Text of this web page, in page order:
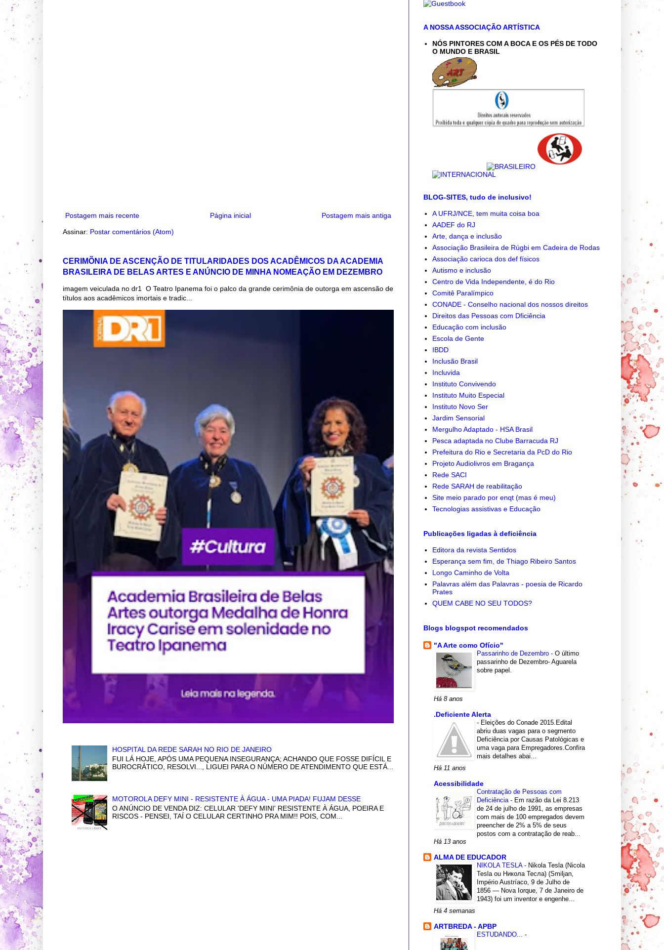
Postagem mais recente Postagem mais antiga
Página inicial
Assinar: Postar comentários (Atom)
CERIMÕNIA DE ASCENÇÃO DE TITULARIDADES DOS ACADÊMICOS DA ACADEMIA
BRASILEIRA DE BELAS ARTES E ANÚNCIO DE MINHA NOMEAÇÃO EM DEZEMBRO
imagem veiculada no dr1 O Teatro Ipanema foi o palco da grande cerimônia de outorga em ascensão de
títulos aos acadêmicos imortais e tradic...
HOSPITAL DA REDE SARAH NO RIO DE JANEIRO
FUI LÁ HOJE, APÓS UMA PEQUENA INSEGURANÇA; ACHANDO QUE FOSSE DIFÍCIL E
BUROCRÁTICO, RESOLVI..., LIGUEI PARA O NÚMERO DE ATENDIMENTO QUE ESTÁ...
MOTOROLA DEFY MINI - RESISTENTE À ÁGUA - UMA PIADA! FUJAM DESSE
O ANÚNCIO DE VENDA DIZ: CELULAR 'DEFY MINI' RESISTENTE À ÁGUA, POEIRA E
RISCOS - PENSEI, TAÍ O CELULAR CERTINHO PRA MIM!! POIS, COM...
A NOSSA ASSOCIAÇÃO ARTÍSTICA
NÓS PINTORES COM A BOCA E OS PÉS DE TODO
O MUNDO E BRASIL
BLOG-SITES, tudo de inclusivo!
A UFRJ/NCE, tem muita coisa boa
AADEF do RJ
Arte, dança e inclusão
Associação Brasileira de Rúgbi em Cadeira de Rodas
Associação carioca dos def físicos
Autismo e inclusão
Centro de Vida Independente, é do Rio
Comitê Paralímpico
CONADE - Conselho nacional dos nossos direitos
Direitos das Pessoas com Dficiência
Educação com inclusão
Escola de Gente
IBDD
Inclusão Brasil
Incluvida
Instituto Convivendo
Instituto Muito Especial
Instituto Novo Ser
Jardim Sensorial
Mergulho Adaptado - HSA Brasil
Pesca adaptada no Clube Barracuda RJ
Prefeitura do Rio e Secretaria da PcD do Rio
Projeto Audiolivros em Bragança
Rede SACI
Rede SARAH de reabilitação
Site meio parado por enqt (mas é meu)
Tecnologias assistivas e Educação
Publicações ligadas à deficiência
Editora da revista Sentidos
Esperança sem fim, de Thiago Ribeiro Santos
Longo Caminho de Volta
Palavras além das Palavras - poesia de Ricardo
Prates
QUEM CABE NO SEU TODOS?
Blogs blogspot recomendados
"A Arte como Ofício"
Passarinho de Dezembro - O último
passarinho de Dezembro- Aguarela
sobre papel.
Há 8 anos
.Deficiente Alerta
- Eleições do Conade 2015.Edital
abriu duas vagas para o segmento
Deficiência por Causas Patológicas e
uma vaga para Empregadores.Confira
mais detalhes abai...
Há 11 anos
Acessibilidade
Contratação de Pessoas com
Deficiência - Em razão da Lei 8.213
de 24 de julho de 1991, as empresas
com mais de 100 empregados devem
preencher de 2% a 5% de seus
postos com a contratação de reab...
Há 13 anos
ALMA DE EDUCADOR
NIKOLA TESLA - Nikola Tesla (Nicola
Tesla ou Никола Тесла) (Smiljan,
Império Austríaco, 9 de Julho de
1856 — Nova Iorque, 7 de Janeiro de
1943) foi um inventor e engenhe...
Há 4 semanas
ARTBREDA - APBP
ESTUDANDO... -